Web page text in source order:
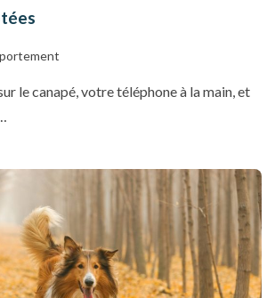
le canapé, votre téléphone à la main, et